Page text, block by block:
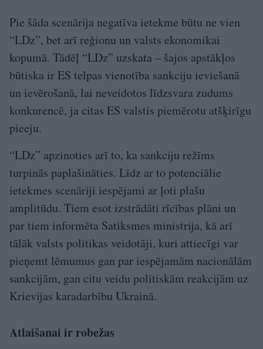
Pie šāda scenārija negatīva ietekme būtu ne vien
“LDz”, bet arī reģionu un valsts ekonomikai
kopumā. Tādēļ “LDz” uzskata – šajos apstākļos
būtiska ir ES telpas vienotība sankciju ieviešanā
un ievērošanā, lai neveidotos līdzsvara zudums
konkurencē, ja citas ES valstis piemērotu atšķirīgu
pieeju.
“LDz” apzinoties arī to, ka sankciju režīms
turpinās paplašināties. Līdz ar to potenciālie
ietekmes scenāriji iespējami ar ļoti plašu
amplitūdu. Tiem esot izstrādāti rīcības plāni un
par tiem informēta Satiksmes ministrija, kā arī
tālāk valsts politikas veidotāji, kuri attiecīgi var
pieņemt lēmumus gan par iespējamām nacionālām
sankcijām, gan citu veidu politiskām reakcijām uz
Krievijas karadarbību Ukrainā.
Atlaišanai ir robežas